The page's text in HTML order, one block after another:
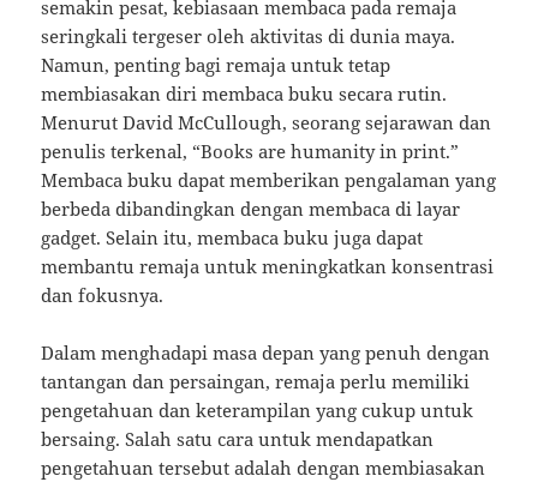
semakin pesat, kebiasaan membaca pada remaja
seringkali tergeser oleh aktivitas di dunia maya.
Namun, penting bagi remaja untuk tetap
membiasakan diri membaca buku secara rutin.
Menurut David McCullough, seorang sejarawan dan
penulis terkenal, “Books are humanity in print.”
Membaca buku dapat memberikan pengalaman yang
berbeda dibandingkan dengan membaca di layar
gadget. Selain itu, membaca buku juga dapat
membantu remaja untuk meningkatkan konsentrasi
dan fokusnya.
Dalam menghadapi masa depan yang penuh dengan
tantangan dan persaingan, remaja perlu memiliki
pengetahuan dan keterampilan yang cukup untuk
bersaing. Salah satu cara untuk mendapatkan
pengetahuan tersebut adalah dengan membiasakan